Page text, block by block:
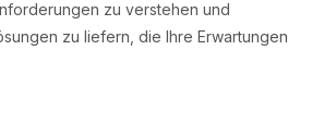
zu verstehen und
zu liefern, die Ihre Erwartungen